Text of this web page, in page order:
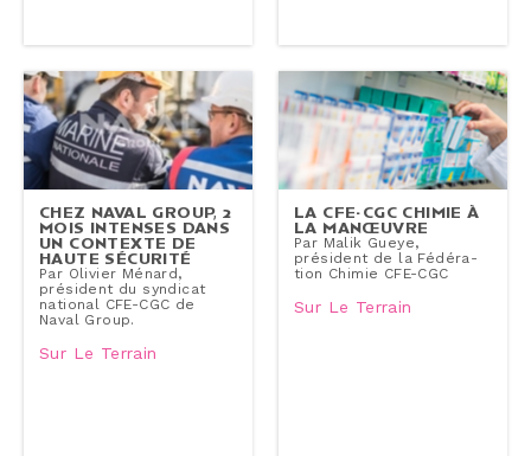
CHEZ NAVAL GROUP, 2
MOIS INTENSES DANS
UN CONTEXTE DE
HAUTE SÉCURITÉ
Par Olivier Ménard,
président du syndicat
national CFE-CGC de
Naval Group.
Sur Le Terrain
LA CFE-CGC CHIMIE À
LA MANŒUVRE
Par Malik Gueye,
président de la Fé­dé­ra­
tion Chimie CFE-CGC
Sur Le Terrain